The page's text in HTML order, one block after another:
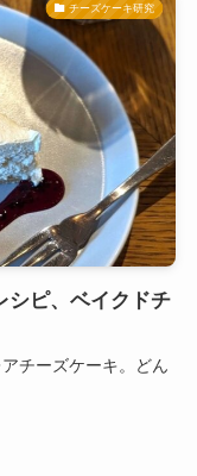
チーズケーキ研究
シピ、ベイクドチ
チーズケーキ。どん